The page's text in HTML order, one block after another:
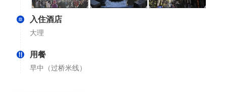
入住酒店
大理
用餐
早中（过桥米线）